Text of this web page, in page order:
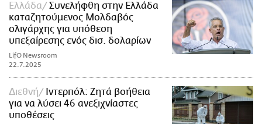
Ελλάδα
Συνελήφθη στην Ελλάδα
καταζητούμενος Μολδαβός
ολιγάρχης για υπόθεση
υπεξαίρεσης ενός δισ. δολαρίων
LifO Newsroom
22.7.2025
Διεθνή
Ιντερπόλ: Ζητά βοήθεια
για να λύσει 46 ανεξιχνίαστες
υποθέσεις